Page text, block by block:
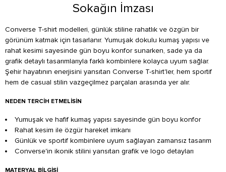
Sokağın İmzası
Converse T-shirt modelleri, günlük stiline rahatlık ve özgün bir
görünüm katmak için tasarlanır. Yumuşak dokulu kumaş yapısı ve
rahat kesimi sayesinde gün boyu konfor sunarken, sade ya da
grafik detaylı tasarımlarıyla farklı kombinlere kolayca uyum sağlar.
Şehir hayatının enerjisini yansıtan Converse T-shirt'ler, hem sportif
hem de casual stilin vazgeçilmez parçaları arasında yer alır.
NEDEN TERCIH ETMELISIN
Yumuşak ve hafif kumaş yapısı sayesinde gün boyu konfor
Rahat kesim ile özgür hareket imkanı
Günlük ve sportif kombinlere uyum sağlayan zamansız tasarım
Converse'in ikonik stilini yansıtan grafik ve logo detayları
MATERYAL BILGISI